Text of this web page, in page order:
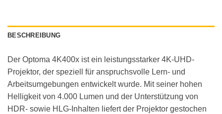
BESCHREIBUNG
Der Optoma 4K400x ist ein leistungsstarker 4K-UHD-
Projektor, der speziell für anspruchsvolle Lern- und
Arbeitsumgebungen entwickelt wurde. Mit seiner hohen
Helligkeit von 4.000 Lumen und der Unterstützung von
HDR- sowie HLG-Inhalten liefert der Projektor gestochen